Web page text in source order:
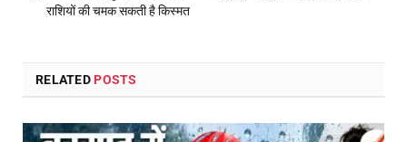
राशियों की चमक सकती है किस्मत
RELATED POSTS